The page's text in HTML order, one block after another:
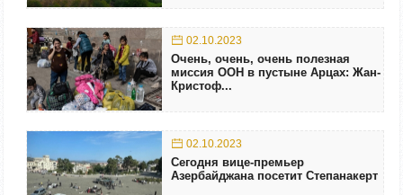
02.10.2023
Очень, очень, очень полезная
миссия ООН в пустыне Арцах: Жан-
Кристоф...
02.10.2023
Сегодня вице-премьер
Азербайджана посетит Степанакерт